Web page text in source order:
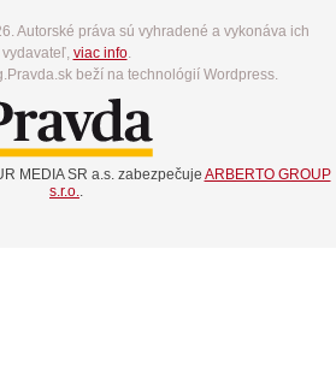
Autorské práva sú vyhradené a vykonáva ich
vydavateľ, viac info.
beží na technológií Wordpress.
MEDIA SR a.s. zabezpečuje ARBERTO GROUP
s.r.o..